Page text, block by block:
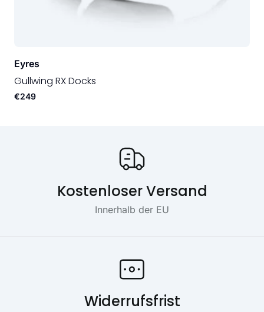
Eyres
Gullwing RX Docks
€249
Kostenloser Versand
Innerhalb der EU
Widerrufsfrist